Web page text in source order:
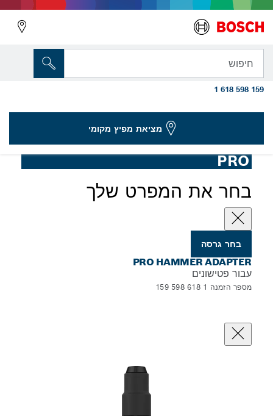
חיפוש
PRO
בחר את המפרט שלך
בחר גרסה
PRO HAMMER ADAPTER
עבור פטישונים
מספר הזמנה 1 618 598 159
הגרסה שבחרת
PRO Hammer Adapter, SDS max ל-SDS
plus
1 618 598 159
מציאת מפיץ מקומי